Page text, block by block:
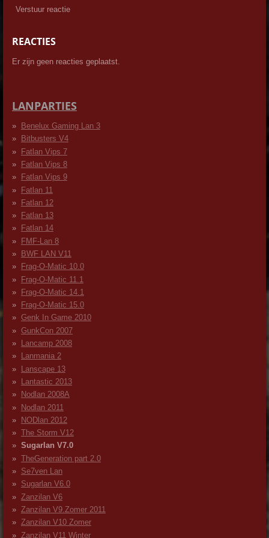
Verstuur reactie
REACTIES
Er zijn geen reacties geplaatst.
LANPARTIES
Benelux Gaming Lan 3
Bitbusters V4
Fatlan Vips 7
Fatlan Vips 8
Fatlan Vips 9
Fatlan 11
Fatlan 12
Fatlan 13
Fatlan 14
FMF-Lan 8
BWF LAN V11
Frag-O-Matic 10.0
Frag-O-Matic 11.1
Frag-O-Matic 14.1
Frag-O-Matic 15.0
Genk In Game 2010
GunkCon 2007
Lancamp 2008
Lanmania 2
Lanscape 13
Lantastic 2013
Nodlan 2008A
Nodlan 2011
NODlan 2012
The Storm V12
Sugarlan V7.0
TheGeneration part 2.0
Se7ven Lan
Sugarlan V6.0
Zanzilan V6
Zanzilan V9.Zomer 2011
Zanzilan V10 Zomer
Zanzilan V11 Winter